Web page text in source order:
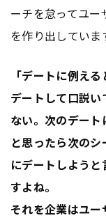
ーチを怠ってユ
を作り出していま
「デートに例え
デートして口説
ない。次のデート
と思ったら次の
にデートしよう
すよね。
それを企業はユ